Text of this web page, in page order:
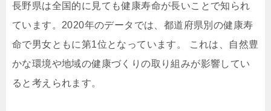
長野県は全国的に見ても健康寿命が長いことで知られ
ています。​2020年のデータでは、都道府県別の健康寿
命で男女ともに第1位となっています。 ​これは、自然豊
かな環境や地域の健康づくりの取り組みが影響してい
ると考えられます。​